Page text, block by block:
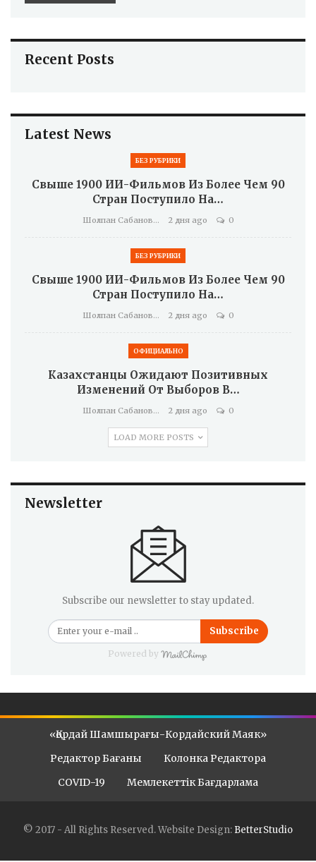
Recent Posts
Latest News
БЕЗ РУБРИКИ
Свыше 1900 ИИ-Фильмов Из Более Чем 90
Стран Поступило На…
Шолпан Сабанова 2 дня ago 0
БЕЗ РУБРИКИ
Свыше 1900 ИИ-Фильмов Из Более Чем 90
Стран Поступило На…
Шолпан Сабанова 2 дня ago 0
ОФИЦИАЛЬНО
Казахстанцы Ожидают Позитивных
Изменений От Выборов В…
Шолпан Сабанова 2 дня ago 0
LOAD MORE POSTS
Newsletter
Subscribe our newsletter to stay updated.
Subscribe
Powered by
«Қордай Шамшырағы-Кордайский Маяк»
Редактор Бағаны
Колонка Редактора
COVID-19
Мемлекеттік Бағдарлама
© 2017 - All Rights Reserved.Website Design: BetterStudio